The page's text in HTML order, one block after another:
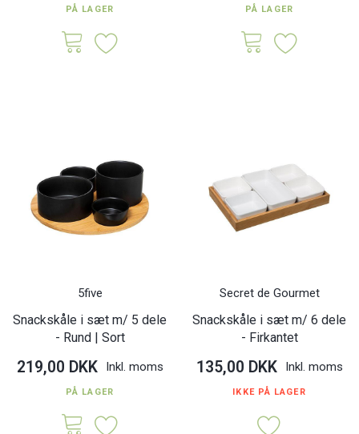
PÅ LAGER PÅ LAGER
5five
Snackskåle i sæt m/ 5 dele
- Rund | Sort
219,00 DKK Inkl. moms
PÅ LAGER
Secret de Gourmet
Snackskåle i sæt m/ 6 dele
- Firkantet
135,00 DKK Inkl. moms
IKKE PÅ LAGER